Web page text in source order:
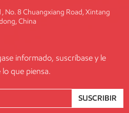
No. 8 Chuangxiang Road, Xintang
China
informado, suscríbase y le
que piensa.
SUSCRIBIR